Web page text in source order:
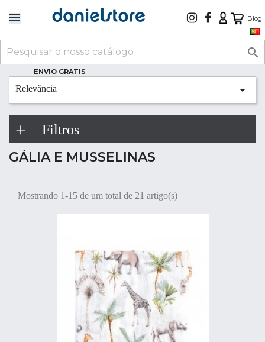
Blog

ENVIO GRATIS
Relevância 
Filtros
GÁLIA E MUSSELINAS
Mostrando 1-15 de um total de 21 artigo(s)